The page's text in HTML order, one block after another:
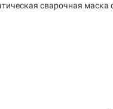
сварочная